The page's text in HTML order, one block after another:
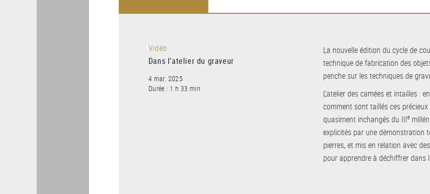
Vidéo
Dans l’atelier du graveur
4 mar. 2025
Durée : 1 h 33 min
La nouvelle édition du cycle de
technique de fabrication des
penche sur les techniques de
L’atelier des camées et intailles :
comment sont taillés ces
quasiment inchangés du IIIe
explicités par une démonstration
pierres, et mis en relation avec
pour apprendre à déchiffrer dans